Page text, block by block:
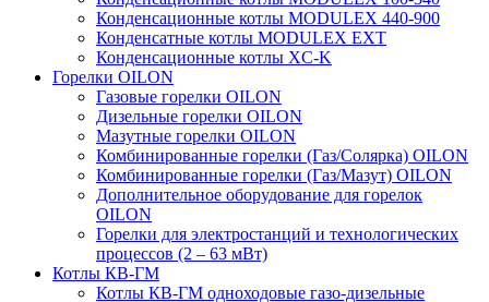
Конденсационные котлы MODULEX 440-900
Конденсатные котлы MODULEX EXT
Конденсационные котлы XC-K
Горелки OILON
Газовые горелки OILON
Дизельные горелки OILON
Мазутные горелки OILON
Комбинированные горелки (Газ/Солярка) OILON
Комбинированные горелки (Газ/Мазут) OILON
Дополнительное оборудование для горелок
OILON
Горелки для электростанций и технологических
процессов (2 – 63 мВт)
Котлы КВ-ГМ
Котлы КВ-ГМ одноходовые газо-дизельные